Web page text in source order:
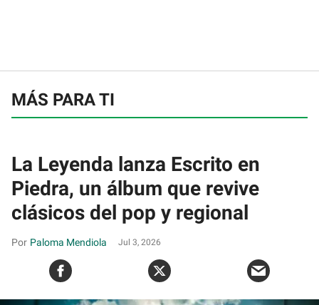
MÁS PARA TI
La Leyenda lanza Escrito en
Piedra, un álbum que revive
clásicos del pop y regional
Paloma Mendiola Jul 3, 2026